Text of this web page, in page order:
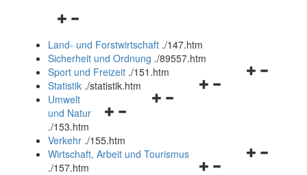
Navigationsmenü
und
schließen
Land- und Forstwirtschaft ./147.htm
Sicherheit und Ordnung ./89557.htm
Navigationsmenü
Sport und Freizeit ./151.htm
Navigationsmenü
Statistik ./statistik.htm
Navigationsmenü
und
schließen
Umwelt
und Natur
./153.htm
Verkehr ./155.htm
Navigationsmenü
Wirtschaft, Arbeit und Tourismus
./157.htm